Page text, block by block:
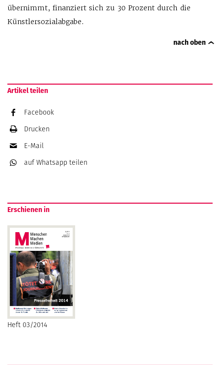
übernimmt, finanziert sich zu 30 Prozent durch die
Künstlersozialabgabe.
nach oben
Artikel teilen
Facebook
Drucken
E-Mail
auf Whatsapp teilen
Erschienen in
Heft 03/2014